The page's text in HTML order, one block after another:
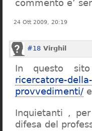
commento e’
24 Ott 2009, 20:19
#18 Virghil
In questo
ricercatore-
provvedimenti/
Inquietanti ,
difesa del